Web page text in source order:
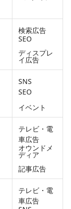
検索広告
SEO
ディスプレ
イ広告
SNS
SEO
イベント
テレビ・電
車広告
オウンドメ
ディア
記事広告
テレビ・電
車広告